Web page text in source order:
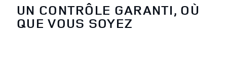
UN CONTRÔLE GARANTI, OÙ
QUE VOUS SOYEZ